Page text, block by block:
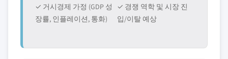
✓ 거시경제 가정 (GDP 성
장률, 인플레이션, 통화)
✓ 경쟁 역학 및 시장 진
입/이탈 예상